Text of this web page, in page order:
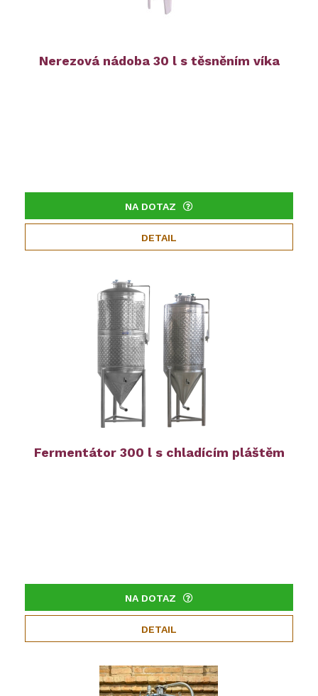
Nerezová nádoba 30 l s těsněním víka
NA DOTAZ
DETAIL
Fermentátor 300 l s chladícím pláštěm
NA DOTAZ
DETAIL